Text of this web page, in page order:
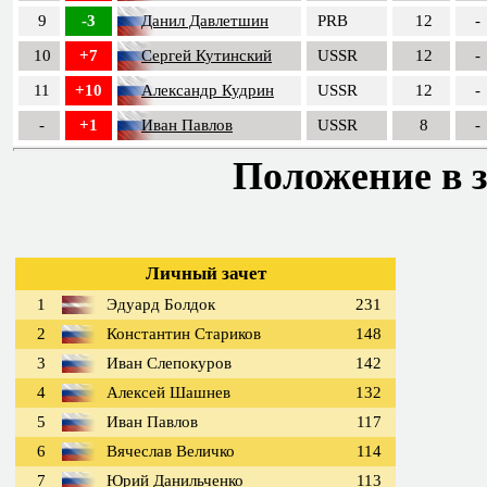
9 -3 Данил Давлетшин PRB 12
-
10
+7 Сергей Кутинский USSR 12
-
11
+10 Александр Кудрин USSR 12
-
-
+1 Иван Павлов USSR 8 -
Положение в
Личный зачет
1 Эдуард Болдок
231
2
Константин Стариков
148
3
Иван Слепокуров
142
4
Алексей Шашнев
132
5
Иван Павлов
117
6
Вячеслав Величко
114
7
Юрий Данильченко 113